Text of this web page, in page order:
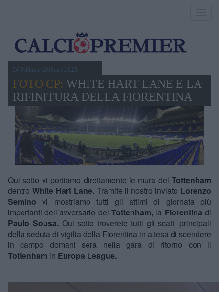
24 Febbraio 2016,ore 21.25
FOTO CP: WHITE HART LANE E LA
RIFINITURA DELLA FIORENTINA
Qui sotto vi portiamo direttamente le mura del Tottenham
dentro White Hart Lane.Tramite il nostro inviato Lorenzo
Semino vi mostriamo tutti gli attimi di giornata più
importanti dell’avversario del Tottenham, la Fiorentina di
Paulo Sousa.Qui sotto troverete tutti gli scatti principali
della seduta di vigilia della Fiorentina in attesa di scendere
in campo domani sera nella gara di ritorno con il
Tottenham in Europa League.